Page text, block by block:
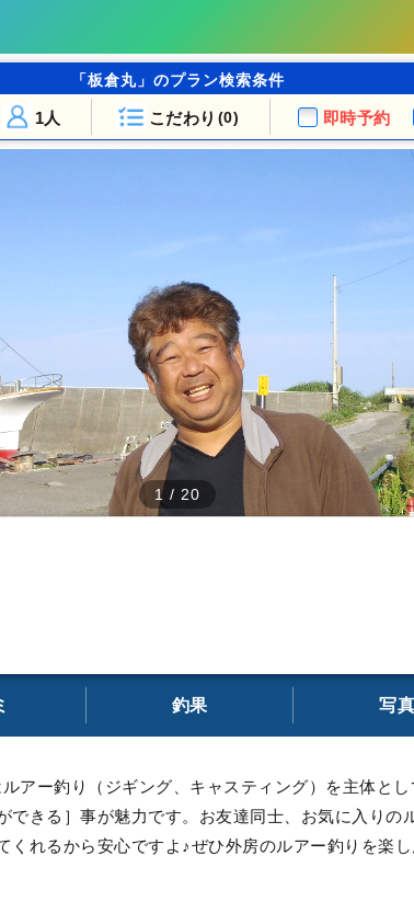
「板倉丸」のプラン検索条件
こだわり (0)
1人 即時予約
1 / 20
釣果 写真
アー釣り（ジギング、キャスティング）を主体と
できる］事が魅力です。お友達同士、お気に入りの
れるから安心ですよ♪ぜひ外房のルアー釣りを楽し